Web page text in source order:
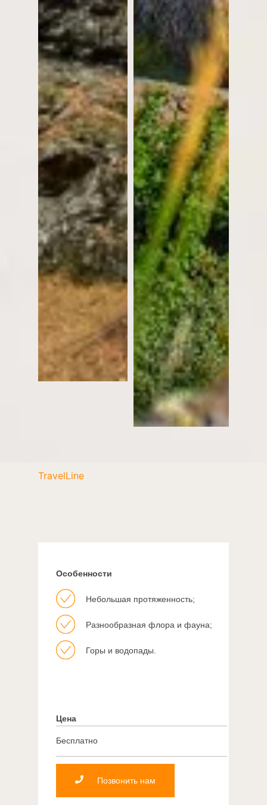
TravelLine
Особенности
Небольшая протяженность;
Разнообразная флора и фауна;
Горы и водопады.
Цена
Бесплатно
Позвонить нам